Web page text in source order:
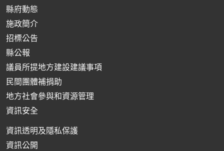
縣府動態
施政簡介
招標公告
縣公報
議員所提地方建設建議事項
民間團體補捐助
地方社會參與和資源管理
資訊安全
資訊透明及隱私保護
資訊公開